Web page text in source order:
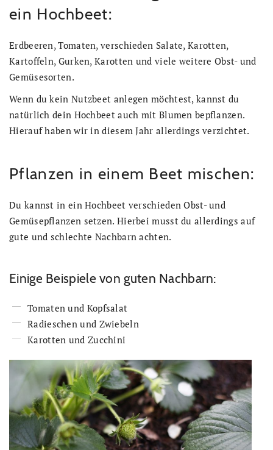
ein Hochbeet:
Erdbeeren, Tomaten, verschieden Salate, Karotten,
Kartoffeln, Gurken, Karotten und viele weitere Obst- und
Gemüsesorten.
Wenn du kein Nutzbeet anlegen möchtest, kannst du
natürlich dein Hochbeet auch mit Blumen bepflanzen.
Hierauf haben wir in diesem Jahr allerdings verzichtet.
Pflanzen in einem Beet mischen:
Du kannst in ein Hochbeet verschieden Obst- und
Gemüsepflanzen setzen. Hierbei musst du allerdings auf
gute und schlechte Nachbarn achten.
Einige Beispiele von guten Nachbarn:
Tomaten und Kopfsalat
Radieschen und Zwiebeln
Karotten und Zucchini